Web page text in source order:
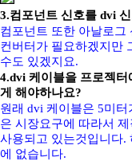
3.컴포넌트 신호를 dvi
컴포넌트 또한 아날로그
컨버터가 필요하겠지만
수도 있겠지요.
4.dvi 케이블을 프로젝
게 해야하나요?
원래 dvi 케이블은 5미
은 시장요구에 따라서
사용되고 있는것입니다.
에 없습니다.